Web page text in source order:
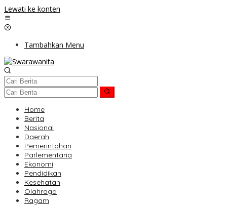
Lewati ke konten
Tambahkan Menu
Home
Berita
Nasional
Daerah
Pemerintahan
Parlementaria
Ekonomi
Pendidikan
Kesehatan
Olahraga
Ragam